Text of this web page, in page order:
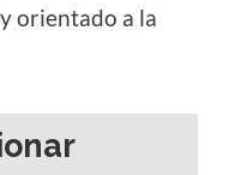
orientado a la